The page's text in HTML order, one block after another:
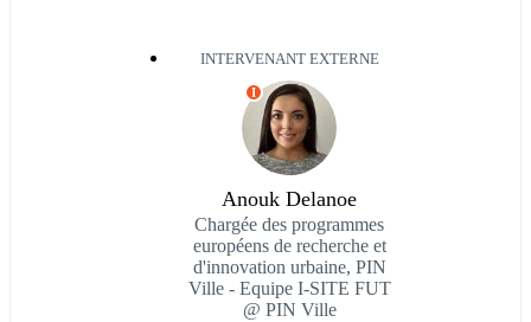
INTERVENANT EXTERNE
I
Anouk Delanoe
Chargée des programmes
européens de recherche et
d'innovation urbaine, PIN
Ville - Equipe I-SITE FUT
@ PIN Ville